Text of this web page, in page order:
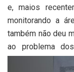
e, maios
monitorando a
também não deu
ao problema